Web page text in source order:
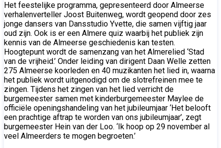
Het feestelijke programma, gepresenteerd door Almeerse
verhalenverteller Joost Buitenweg, wordt geopend door zes
jonge dansers van Dansstudio Yvette, die samen vijftig jaar
oud zijn. Ook is er een Almere quiz waarbij het publiek zijn
kennis van de Almeerse geschiedenis kan testen.
Hoogtepunt wordt de samenzang van het Almerelied ‘Stad
van de vrijheid.’ Onder leiding van dirigent Daan Welle zetten
275 Almeerse koorleden en 40 muzikanten het lied in, waarna
het publiek wordt uitgenodigd om de slotrefreinen mee te
zingen. Tijdens het zingen van het lied verricht de
burgemeester samen met kinderburgemeester Maylee de
officiële openingshandeling van het jubileumjaar ‘Het belooft
een prachtige aftrap te worden van ons jubileumjaar’, zegt
burgemeester Hein van der Loo. ‘Ik hoop op 29 november al
veel Almeerders te mogen begroeten.’